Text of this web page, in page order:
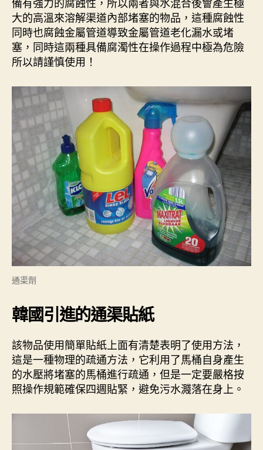
大的高溫來溶解渠道內部堵塞的物品，這種腐蝕性
同時也腐蝕金屬管道導致金屬管道老化漏水或堵
塞，同時這兩種具備腐濁性在操作過程中極為危險
所以請謹慎使用！
通渠劑
韓國引進的通渠貼紙
該物品使用簡單貼紙上面有清楚表明了使用方法，
這是一種物理的疏通方法，它利用了馬桶自身產生
的水壓將堵塞的馬桶進行疏通，但是一定要嚴格按
照操作規範確保四週貼緊，避免污水濺落在身上。